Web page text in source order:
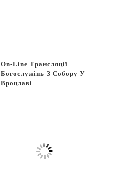
On-Line Трансляції
Богослужінь З Собору У
Вроцлаві